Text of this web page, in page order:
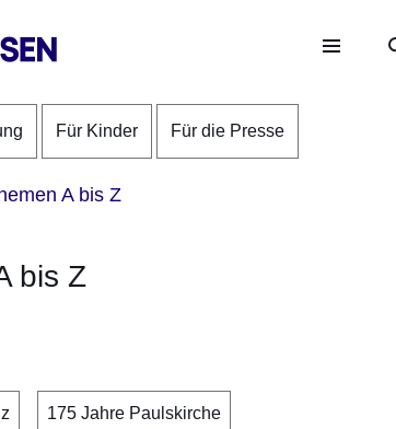
Kopf der Seite
Inhalt
Fuß der Seite
Für Kinder Für die Presse
A bis Z
bis Z
175 Jahre Paulskirche